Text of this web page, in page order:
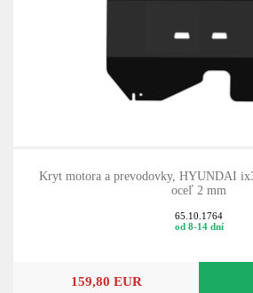
Kryt motora a prevodovky, HYUNDAI
oceľ 2 mm
65.10.1764
od 8-14 dní
159,80 EUR